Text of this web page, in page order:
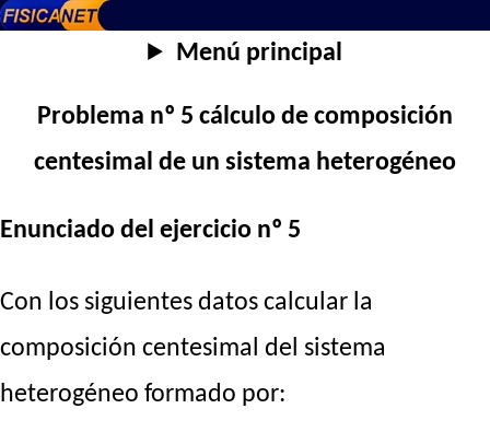
Menú principal
Problema nº 5 cálculo de composición
centesimal de un sistema heterogéneo
Enunciado del ejercicio nº 5
Con los siguientes datos calcular la
composición centesimal del sistema
heterogéneo formado por: